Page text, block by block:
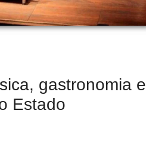
gastronomia e
Estado